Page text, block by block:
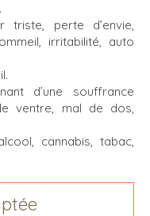
triste, perte d’envie,
irritabilité, auto
d’une souffrance
ventre, mal de dos,
cannabis, tabac,